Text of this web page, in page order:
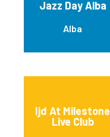
Jazz Day Alba
Alba
Ijd At Milestone
Live Club